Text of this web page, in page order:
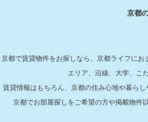
京都
京都で賃貸物件をお探しなら、京都ライフに
エリア、沿線、大学、こ
賃貸情報はもちろん、京都の住み心地や暮ら
京都でお部屋探しをご希望の方や掲載物件